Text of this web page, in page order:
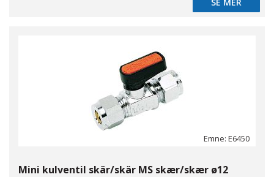
SE MER
Emne: E6450
Mini kulventil skär/skär MS skær/skær ø12